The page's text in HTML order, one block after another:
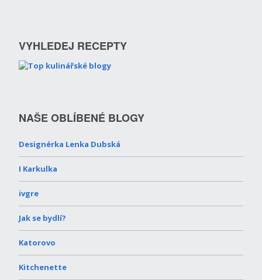
VYHLEDEJ RECEPTY
NAŠE OBLÍBENÉ BLOGY
Designérka Lenka Dubská
I Karkulka
ivgre
Jak se bydlí?
Katorovo
Kitchenette